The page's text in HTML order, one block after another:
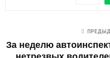
За неделю